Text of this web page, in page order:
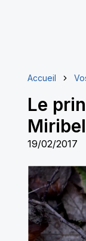
Accueil
Le
19/02/2017